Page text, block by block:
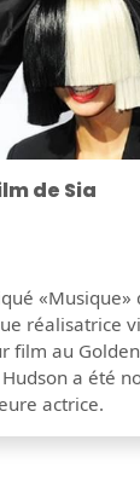
de Sia
«Musique»
réalisatrice
film au
a été
actrice.